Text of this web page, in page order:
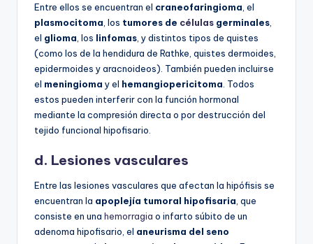
Entre ellos se encuentran el craneofaringioma , el
plasmocitoma , los tumores de células germinales
el glioma , los linfomas , y distintos tipos de quistes
(como los de la hendidura de Rathke, quistes dermoides,
epidermoides y aracnoideos). También pueden incluirse
el meningioma y el hemangiopericitoma . Todos
estos pueden interferir con la función hormonal
mediante la compresión directa o por destrucción del
tejido funcional hipofisario.
d. Lesiones vasculares
Entre las lesiones vasculares que afectan la hipófisis se
encuentran la apoplejía tumoral hipofisaria , que
consiste en una hemorragia o infarto súbito de un
adenoma hipofisario, el aneurisma del seno